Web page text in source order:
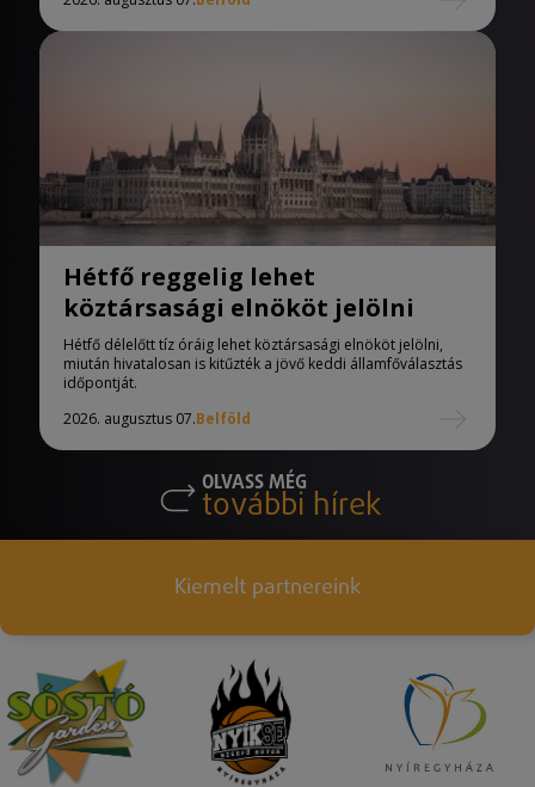
Hétfő reggelig lehet
köztársasági elnököt jelölni
Hétfő délelőtt tíz óráig lehet köztársasági elnököt jelölni,
miután hivatalosan is kitűzték a jövő keddi államfőválasztás
időpontját.
2026. augusztus 07.Belföld
OLVASS MÉG
további hírek
Kiemelt partnereink